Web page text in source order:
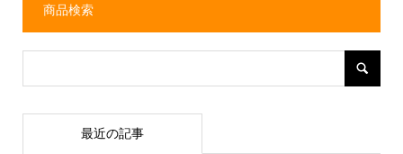
商品検索
最近の記事